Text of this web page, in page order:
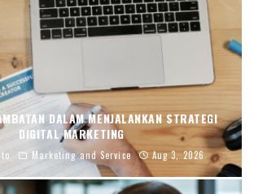
DALAM MENJALANKAN STRATEGI
DIGITAL MARKETING
Marketing and Service Aug 3, 2026